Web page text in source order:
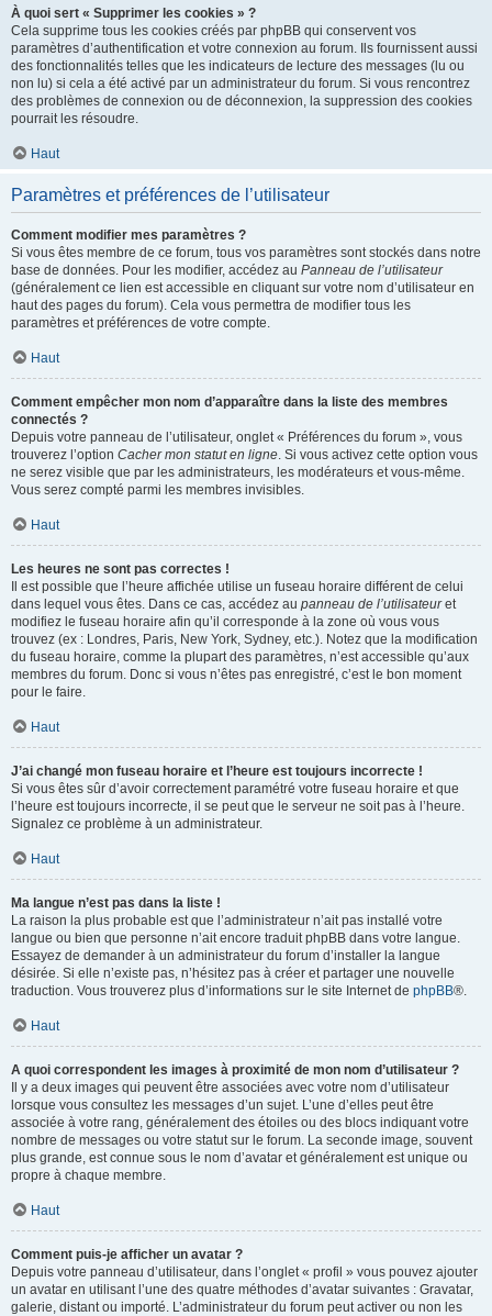
À quoi sert « Supprimer les cookies » ?
Cela supprime tous les cookies créés par phpBB qui conservent vos
paramètres d’authentification et votre connexion au forum. Ils fournissent aussi
des fonctionnalités telles que les indicateurs de lecture des messages (lu ou
non lu) si cela a été activé par un administrateur du forum. Si vous rencontrez
des problèmes de connexion ou de déconnexion, la suppression des cookies
pourrait les résoudre.
Haut
Paramètres et préférences de l’utilisateur
Comment modifier mes paramètres ?
Si vous êtes membre de ce forum, tous vos paramètres sont stockés dans notre
base de données. Pour les modifier, accédez au Panneau de l’utilisateur
(généralement ce lien est accessible en cliquant sur votre nom d’utilisateur en
haut des pages du forum). Cela vous permettra de modifier tous les
paramètres et préférences de votre compte.
Haut
Comment empêcher mon nom d’apparaître dans la liste des membres
connectés ?
Depuis votre panneau de l’utilisateur, onglet « Préférences du forum », vous
trouverez l’option Cacher mon statut en ligne. Si vous activez cette option vous
ne serez visible que par les administrateurs, les modérateurs et vous-même.
Vous serez compté parmi les membres invisibles.
Haut
Les heures ne sont pas correctes !
Il est possible que l’heure affichée utilise un fuseau horaire différent de celui
dans lequel vous êtes. Dans ce cas, accédez au panneau de l’utilisateuret
modifiez le fuseau horaire afin qu’il corresponde à la zone où vous vous
trouvez (ex : Londres, Paris, New York, Sydney, etc.). Notez que la modification
du fuseau horaire, comme la plupart des paramètres, n’est accessible qu’aux
membres du forum. Donc si vous n’êtes pas enregistré, c’est le bon moment
pour le faire.
Haut
J’ai changé mon fuseau horaire et l’heure est toujours incorrecte !
Si vous êtes sûr d’avoir correctement paramétré votre fuseau horaire et que
l’heure est toujours incorrecte, il se peut que le serveur ne soit pas à l’heure.
Signalez ce problème à un administrateur.
Haut
Ma langue n’est pas dans la liste !
La raison la plus probable est que l’administrateur n’ait pas installé votre
langue ou bien que personne n’ait encore traduit phpBB dans votre langue.
Essayez de demander à un administrateur du forum d’installer la langue
désirée. Si elle n’existe pas, n’hésitez pas à créer et partager une nouvelle
traduction. Vous trouverez plus d’informations sur le site Internet de phpBB®.
Haut
A quoi correspondent les images à proximité de mon nom d’utilisateur ?
Il y a deux images qui peuvent être associées avec votre nom d’utilisateur
lorsque vous consultez les messages d’un sujet. L’une d’elles peut être
associée à votre rang, généralement des étoiles ou des blocs indiquant votre
nombre de messages ou votre statut sur le forum. La seconde image, souvent
plus grande, est connue sous le nom d’avatar et généralement est unique ou
propre à chaque membre.
Haut
Comment puis-je afficher un avatar ?
Depuis votre panneau d’utilisateur, dans l’onglet « profil » vous pouvez ajouter
un avatar en utilisant l’une des quatre méthodes d’avatar suivantes : Gravatar,
galerie, distant ou importé. L’administrateur du forum peut activer ou non les